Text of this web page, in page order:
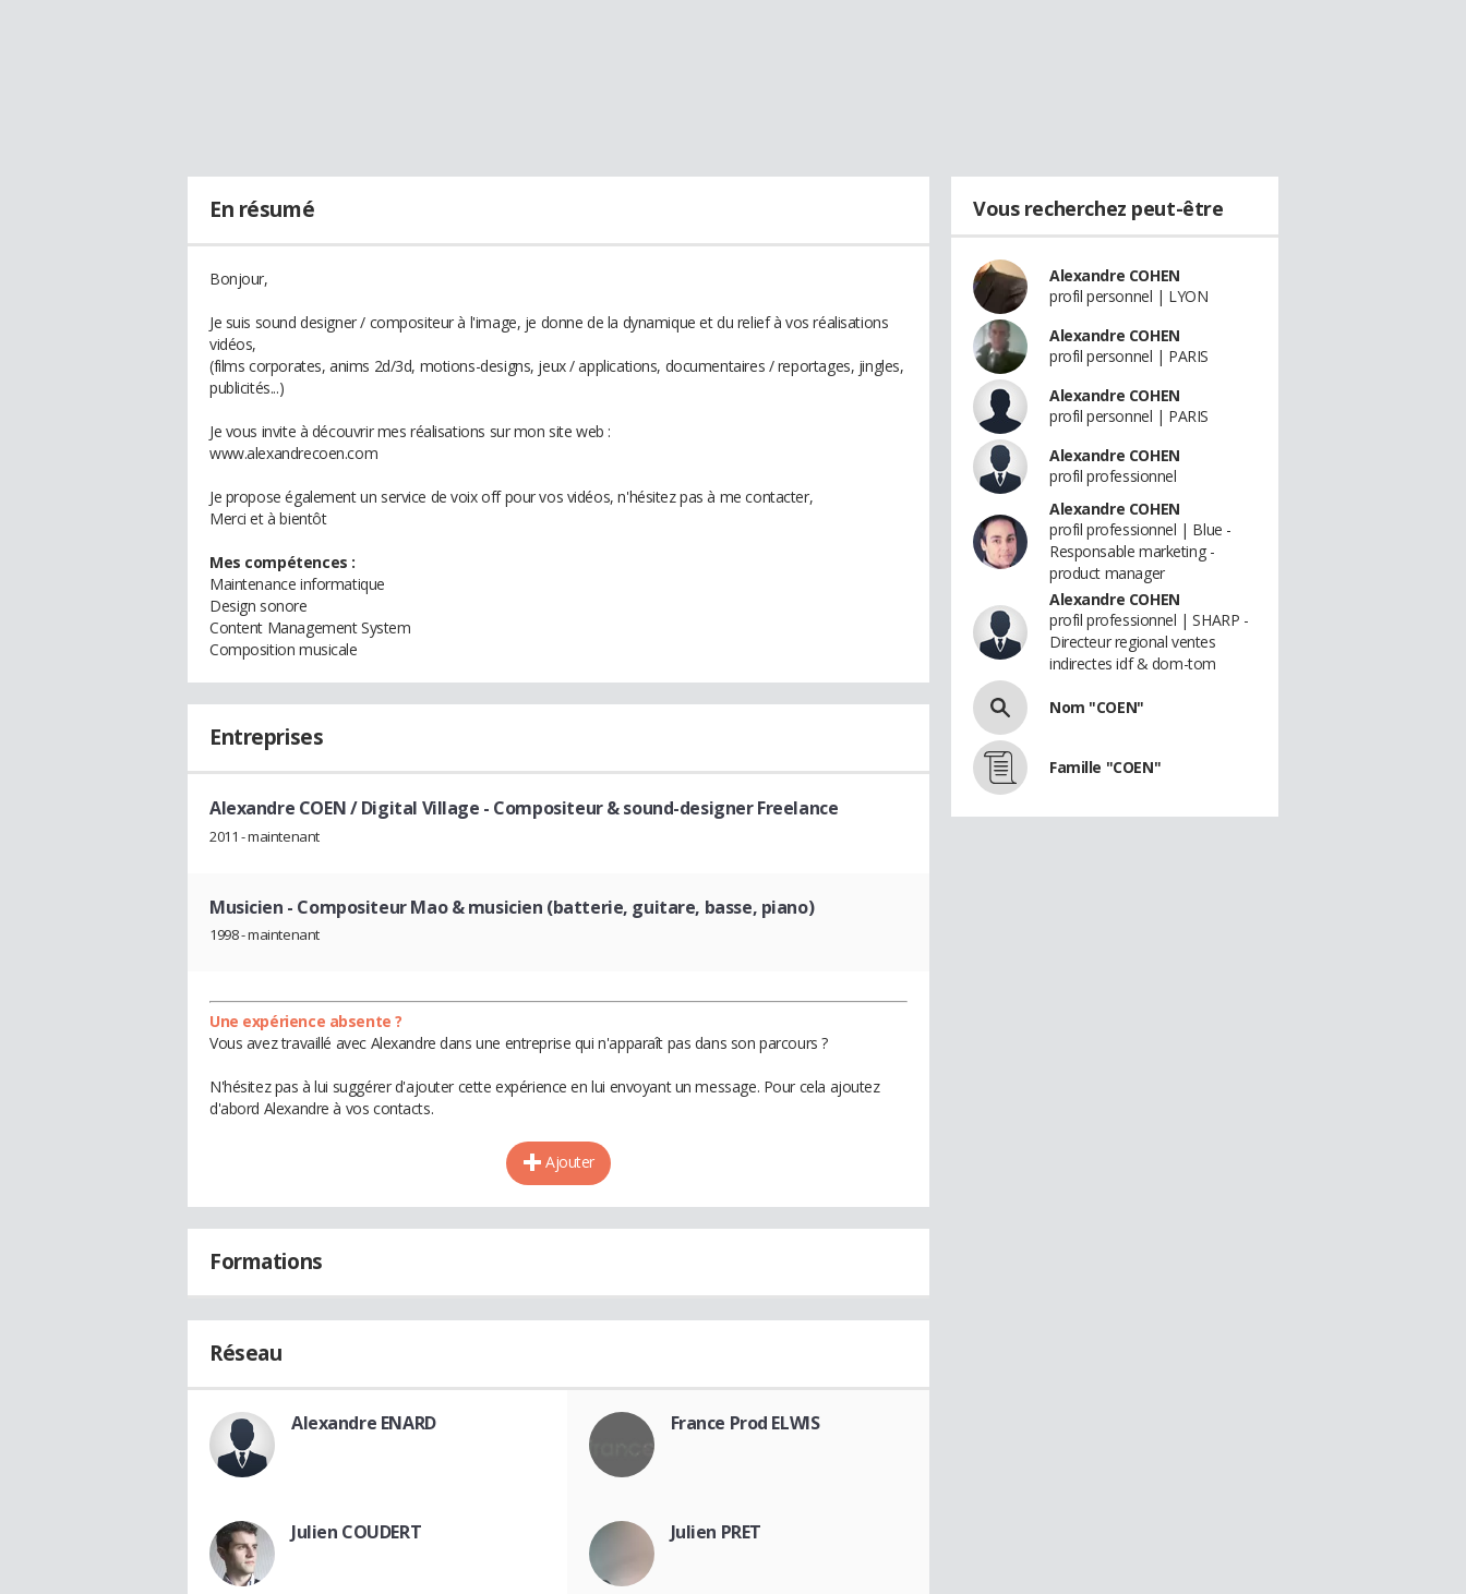
En résumé
Bonjour,
Je suis sound designer / compositeur à l'image, je donne de la dynamique et du relief à vos réalisations
vidéos,
(films corporates, anims 2d/3d, motions-designs, jeux / applications, documentaires / reportages, jingles,
publicités...)
Je vous invite à découvrir mes réalisations sur mon site web :
www.alexandrecoen.com
Je propose également un service de voix off pour vos vidéos, n'hésitez pas à me contacter,
Merci et à bientôt
Mes compétences :
Maintenance informatique
Design sonore
Content Management System
Composition musicale
Entreprises
Alexandre COEN / Digital Village - Compositeur & sound-designer Freelance
2011 - maintenant
Musicien - Compositeur Mao & musicien (batterie, guitare, basse, piano)
1998 - maintenant
Une expérience absente ?
Vous avez travaillé avec Alexandre dans une entreprise qui n'apparaît pas dans son parcours ?
N'hésitez pas à lui suggérer d'ajouter cette expérience en lui envoyant un message. Pour cela ajoutez
d'abord Alexandre à vos contacts.
Ajouter
Formations
Réseau
Alexandre ENARD France Prod ELWIS
Julien COUDERT Julien PRET
Vous recherchez peut-être
Alexandre COHEN
profil personnel | LYON
Alexandre COHEN
profil personnel | PARIS
Alexandre COHEN
profil personnel | PARIS
Alexandre COHEN
profil professionnel
Alexandre COHEN
profil professionnel | Blue -
Responsable marketing -
product manager
Alexandre COHEN
profil professionnel | SHARP -
Directeur regional ventes
indirectes idf & dom-tom
Nom "COEN"
Famille "COEN"